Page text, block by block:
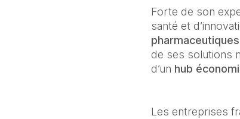
Forte de son
santé et
de ses solutions
d’un hub
Les entreprises